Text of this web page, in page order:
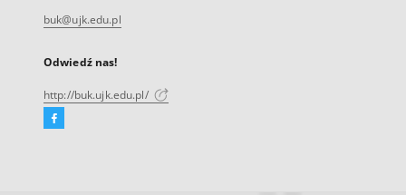
buk@ujk.edu.pl
Odwiedź nas!
http://buk.ujk.edu.pl/
Facebook